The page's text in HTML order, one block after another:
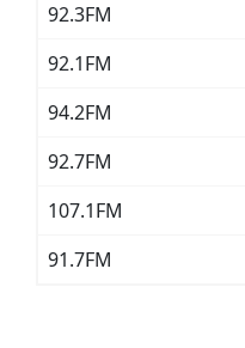
92.3FM
92.1FM
94.2FM
92.7FM
107.1FM
91.7FM